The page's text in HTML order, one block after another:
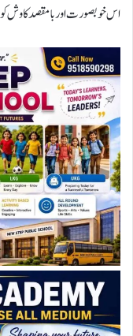
اس خوبصورت اور بامقصد کاوش کو